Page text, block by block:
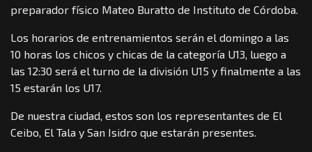
preparador físico Mateo Buratto de Instituto de Córdoba.
Los horarios de entrenamientos serán el domingo a las
10 horas los chicos y chicas de la categoría U13, luego a
las 12:30 será el turno de la división U15 y finalmente a las
15 estarán los U17.
De nuestra ciudad, estos son los representantes de El
Ceibo, El Tala y San Isidro que estarán presentes.